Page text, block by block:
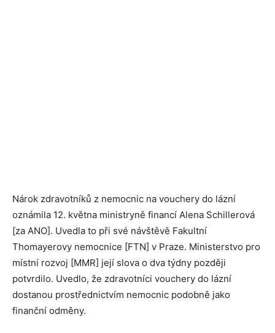
Nárok zdravotníků z nemocnic na vouchery do lázní
oznámila 12. května ministryně financí Alena Schillerová
[za ANO]. Uvedla to při své návštěvě Fakultní
Thomayerovy nemocnice [FTN] v Praze. Ministerstvo pro
místní rozvoj [MMR] její slova o dva týdny později
potvrdilo. Uvedlo, že zdravotníci vouchery do lázní
dostanou prostřednictvím nemocnic podobně jako
finanční odměny.